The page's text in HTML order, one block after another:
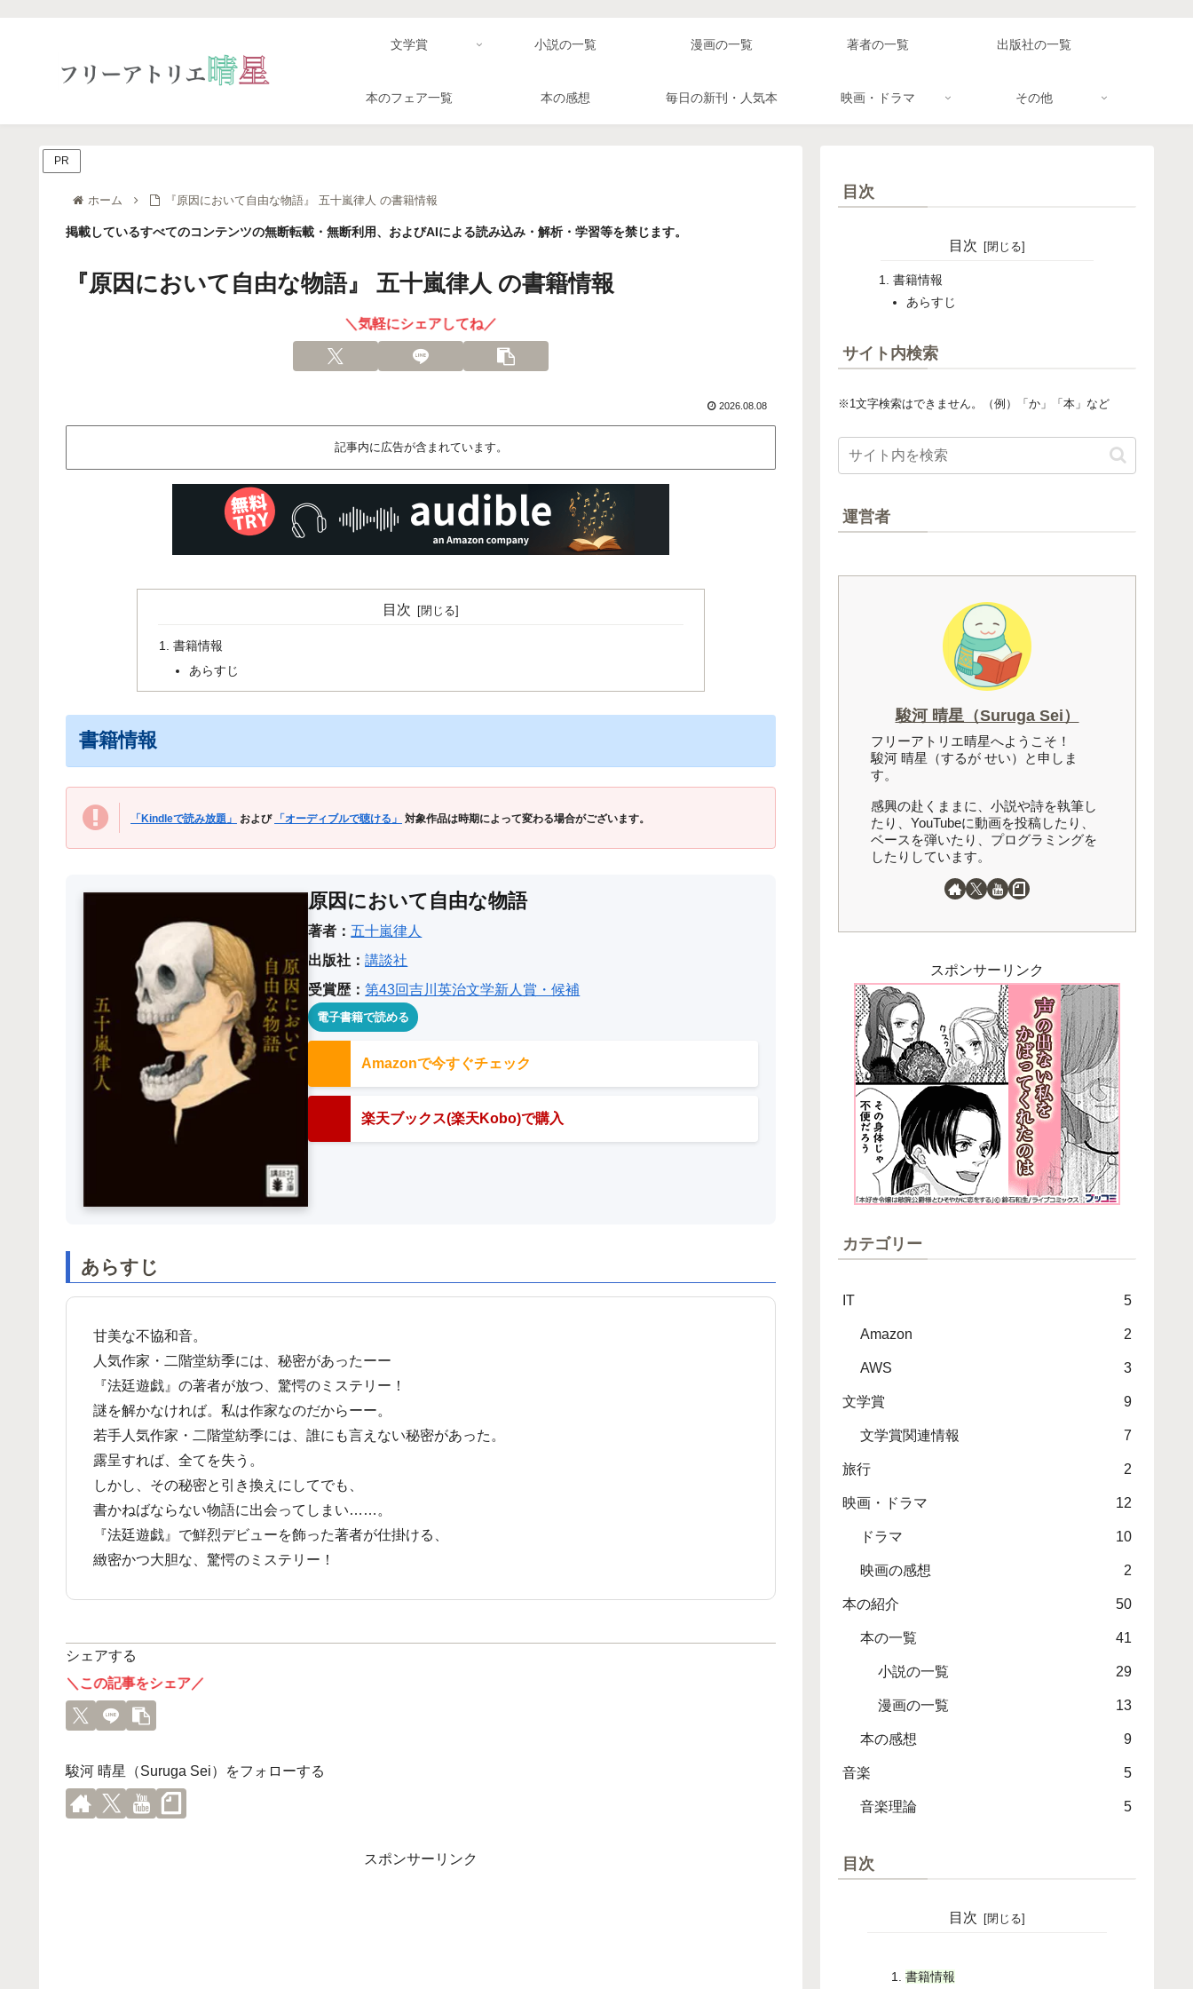
文学賞 小説の一覧 漫画の一覧 著者の一覧 出版社の一覧
本のフェア一覧 本の感想 毎日の新刊・人気本 映画・ドラマ その他
ホーム 『原因において自由な物語』 五十嵐律人 の書籍情報
掲載しているすべてのコンテンツの無断転載・無断利用、およびAIによる読み込み・解析・学習等を禁じます。
『原因において自由な物語』 五十嵐律人 の書籍情報
＼気軽にシェアしてね／
2026.08.08
記事内に広告が含まれています。
PR
目次
書籍情報
あらすじ
書籍情報
「Kindleで読み放題」 および 「オーディブルで聴ける」 対象作品は時期によって変わる場合がございます。
原因において自由な物語
著者： 五十嵐律人
出版社：講談社
受賞歴：第43回吉川英治文学新人賞・候補
電子書籍で読める
Amazonで今すぐチェック
楽天ブックス(楽天Kobo)で購入
あらすじ
甘美な不協和音。
人気作家・二階堂紡季には、秘密があったーー
『法廷遊戯』の著者が放つ、驚愕のミステリー！
謎を解かなければ。私は作家なのだからーー。
若手人気作家・二階堂紡季には、誰にも言えない秘密があった。
露呈すれば、全てを失う。
しかし、その秘密と引き換えにしてでも、
書かねばならない物語に出会ってしまい……。
『法廷遊戯』で鮮烈デビューを飾った著者が仕掛ける、
緻密かつ大胆な、驚愕のミステリー！
シェアする
＼この記事をシェア／
駿河 晴星（Suruga Sei）をフォローする
スポンサーリンク
目次
目次
書籍情報
あらすじ
サイト内検索
※1文字検索はできません。（例）「か」「本」など
運営者
駿河 晴星（Suruga Sei）
フリーアトリエ晴星へようこそ！
駿河 晴星（するが せい）と申しま
す。
感興の赴くままに、小説や詩を執筆し
たり、YouTubeに動画を投稿したり、
ベースを弾いたり、プログラミングを
したりしています。
スポンサーリンク
カテゴリー
IT 5
Amazon 2
AWS 3
文学賞 9
文学賞関連情報 7
旅行 2
映画・ドラマ 12
ドラマ 10
映画の感想 2
本の紹介 50
本の一覧 41
小説の一覧 29
漫画の一覧 13
本の感想 9
音楽 5
音楽理論 5
目次
目次
書籍情報